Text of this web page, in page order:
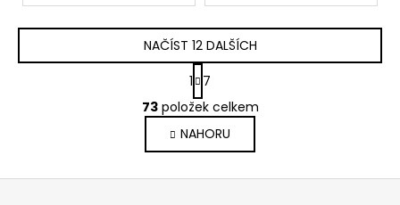
O
v
l
á
d
NAČÍST 12 DALŠÍCH
S
t
r
á
n
k
1
7
73položek celkem
NAHORU
Z